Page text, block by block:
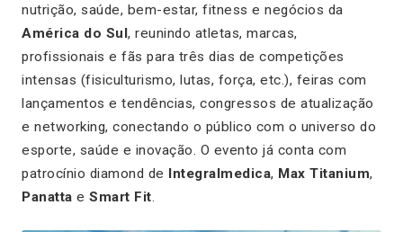
nutrição, saúde, bem-estar, fitness e negócios da
América do Sul, reunindo atletas, marcas,
profissionais e fãs para três dias de competições
intensas (fisiculturismo, lutas, força, etc.), feiras com
lançamentos e tendências, congressos de atualização
e networking, conectando o público com o universo do
esporte, saúde e inovação. O evento já conta com
patrocínio diamond de Integralmedica, Max Titanium,
Panatta e Smart Fit